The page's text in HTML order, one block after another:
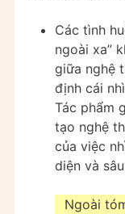
Các tình
ngoài xa”
giữa nghệ
định cái
Tác phẩm
tạo nghệ
của việc
diện và
Ngoài